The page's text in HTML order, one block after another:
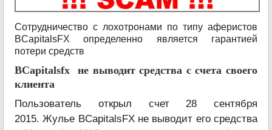
Сотрудничество с лохотронами по типу аферистов
BCapitalsFX определенно является гарантией
потери средств
BCapitalsfx не выводит средства с счета своего
клиента
Пользователь открыл счет 28 сентября
2015. Жулье BCapitalsFX не выводит его средства